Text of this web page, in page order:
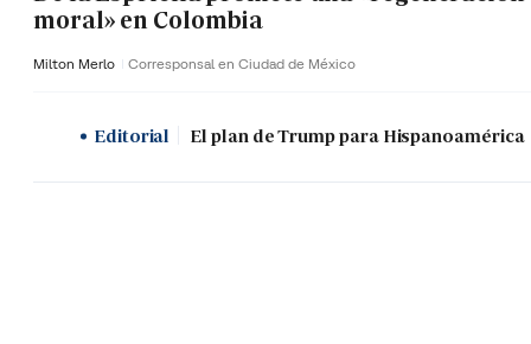
moral» en Colombia
Milton Merlo Corresponsal en Ciudad de México
Editorial El plan de Trump para Hispanoamérica